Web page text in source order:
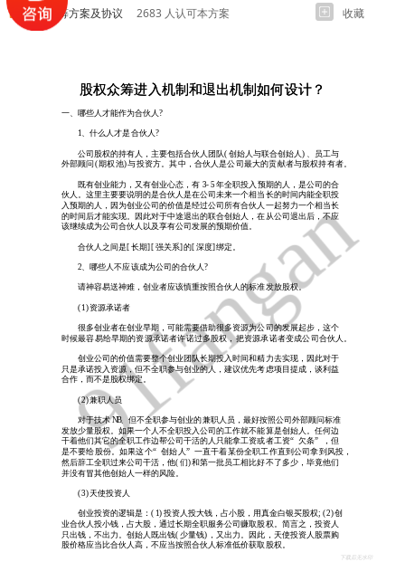
股权众筹方案及协议 2683 人认可本方案 收藏